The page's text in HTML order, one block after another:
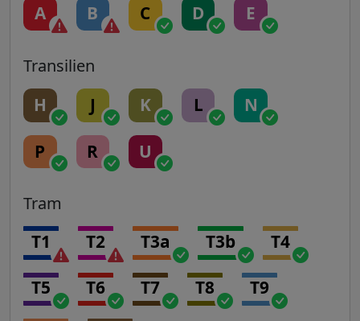
A B C D E
Transilien
H J K L N
P R U
Tram
T1 T2 T3a T3b T4
T5 T6 T7 T8 T9